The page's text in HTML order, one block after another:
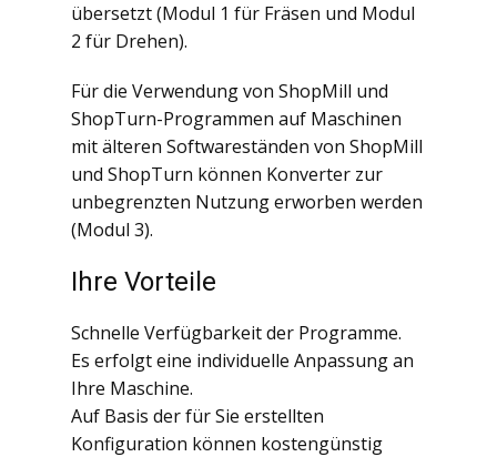
übersetzt (Modul 1 für Fräsen und Modul
2 für Drehen).
Für die Verwendung von ShopMill und
ShopTurn-Programmen auf Maschinen
mit älteren Softwareständen von ShopMill
und ShopTurn können Konverter zur
unbegrenzten Nutzung erworben werden
(Modul 3).
Ihre Vorteile
Schnelle Verfügbarkeit der Programme.
Es erfolgt eine individuelle Anpassung an
Ihre Maschine.
Auf Basis der für Sie erstellten
Konfiguration können kostengünstig